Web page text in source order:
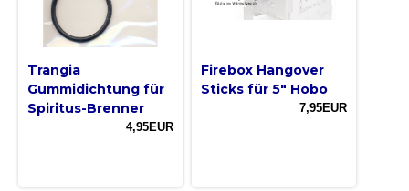
Trangia
Gummidichtung für
Spiritus-Brenner
4,95EUR
Firebox Hangover
Sticks für 5″ Hobo
7,95EUR